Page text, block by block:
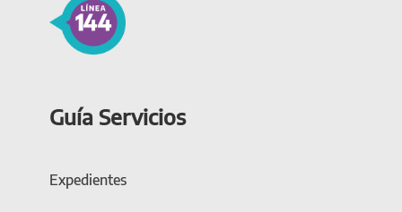
Guía Servicios
Expedientes